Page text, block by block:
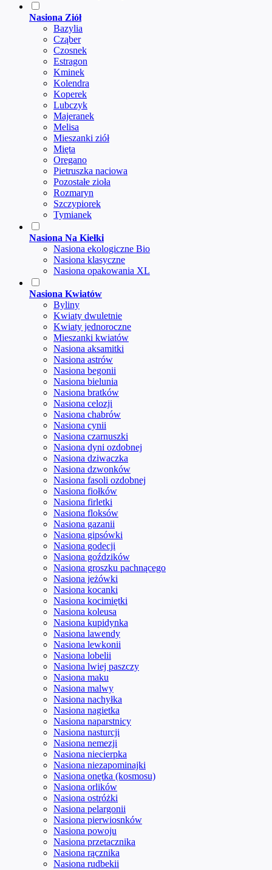
Nasiona Ziół
Bazylia
Cząber
Czosnek
Estragon
Kminek
Kolendra
Koperek
Lubczyk
Majeranek
Melisa
Mieszanki ziół
Mięta
Oregano
Pietruszka naciowa
Pozostałe zioła
Rozmaryn
Szczypiorek
Tymianek
Nasiona Na Kiełki
Nasiona ekologiczne Bio
Nasiona klasyczne
Nasiona opakowania XL
Nasiona Kwiatów
Byliny
Kwiaty dwuletnie
Kwiaty jednoroczne
Mieszanki kwiatów
Nasiona aksamitki
Nasiona astrów
Nasiona begonii
Nasiona bielunia
Nasiona bratków
Nasiona celozji
Nasiona chabrów
Nasiona cynii
Nasiona czarnuszki
Nasiona dyni ozdobnej
Nasiona dziwaczka
Nasiona dzwonków
Nasiona fasoli ozdobnej
Nasiona fiołków
Nasiona firletki
Nasiona floksów
Nasiona gazanii
Nasiona gipsówki
Nasiona godecji
Nasiona goździków
Nasiona groszku pachnącego
Nasiona jeżówki
Nasiona kocanki
Nasiona kocimiętki
Nasiona koleusa
Nasiona kupidynka
Nasiona lawendy
Nasiona lewkonii
Nasiona lobelii
Nasiona lwiej paszczy
Nasiona maku
Nasiona malwy
Nasiona nachyłka
Nasiona nagietka
Nasiona naparstnicy
Nasiona nasturcji
Nasiona nemezji
Nasiona niecierpka
Nasiona niezapominajki
Nasiona onętka (kosmosu)
Nasiona orlików
Nasiona ostróżki
Nasiona pelargonii
Nasiona pierwiosnków
Nasiona powoju
Nasiona przetacznika
Nasiona rącznika
Nasiona rudbekii